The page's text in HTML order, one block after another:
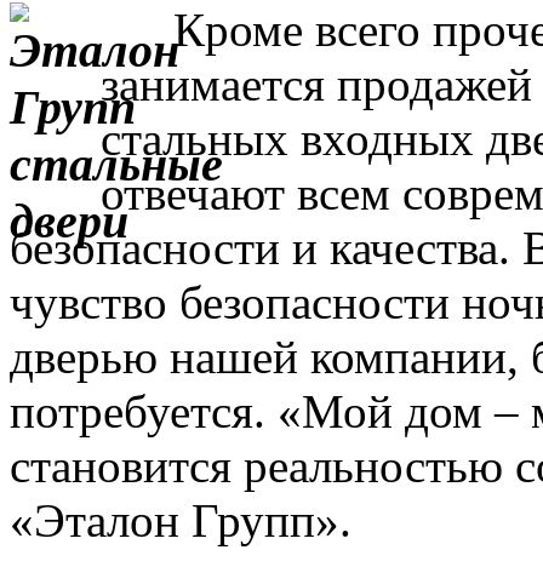
Кроме всего
занимается
стальных входных
отвечают всем
безопасности и
чувство безопасности
дверью нашей компании,
потребуется. «Мой дом –
становится реальностью
«Эталон Групп».